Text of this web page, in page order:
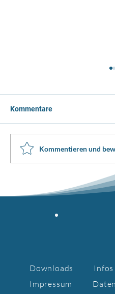
Solo Eistanz
Kommentare
Kommentieren und
Downloads
Infos
Impressum